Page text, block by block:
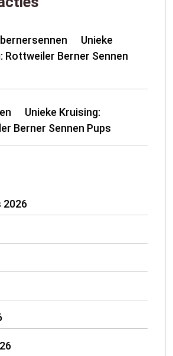
Unieke
Rottweiler Berner Sennen
Unieke Kruising:
Berner Sennen Pups
2026